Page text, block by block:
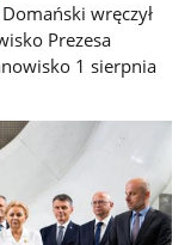
wręczył
Prezesa
1 sierpnia